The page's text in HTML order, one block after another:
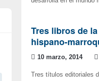
Tres libros de
hispano-
10 marzo, 2014
Tres títulos editoriales